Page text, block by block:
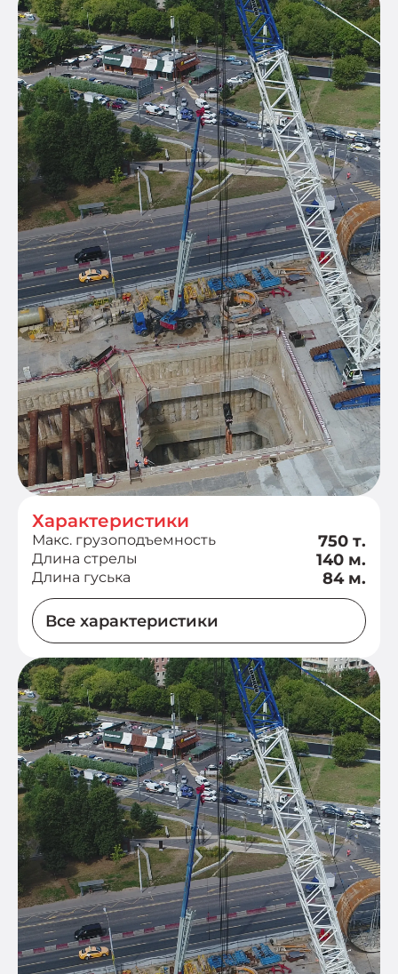
Характеристики
Макс. грузоподъемность 750 т.
Длина стрелы 140 м.
Длина гуська 84 м.
Все характеристики